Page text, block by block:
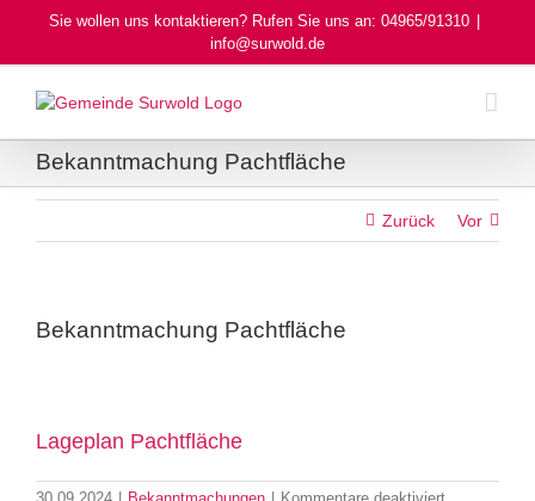
Sie wollen uns kontaktieren? Rufen Sie uns an: 04965/91310
info@surwold.de
Bekanntmachung Pachtfläche
Zurück Vor
Bekanntmachung Pachtfläche
Lageplan Pachtfläche
für